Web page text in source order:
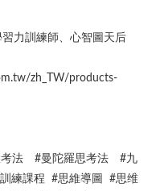
力訓練師、心智圖天后
zh_TW/products-
考法 #曼陀羅思考法 #九
練課程 #思維導圖 #思维